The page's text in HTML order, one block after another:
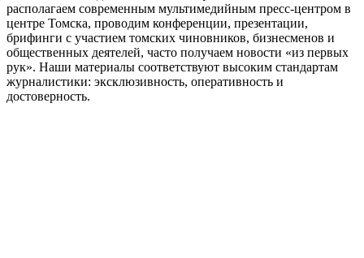
располагаем современным мультимедийным пресс-центром в
центре Томска, проводим конференции, презентации,
брифинги с участием томских чиновников, бизнесменов и
общественных деятелей, часто получаем новости «из первых
рук». Наши материалы соответствуют высоким стандартам
журналистики: эксклюзивность, оперативность и
достоверность.